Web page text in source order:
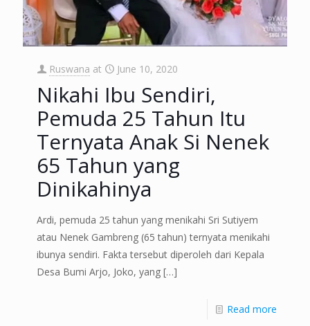
Ruswana at June 10, 2020
Nikahi Ibu Sendiri,
Pemuda 25 Tahun Itu
Ternyata Anak Si Nenek
65 Tahun yang
Dinikahinya
Ardi, pemuda 25 tahun yang menikahi Sri Sutiyem
atau Nenek Gambreng (65 tahun) ternyata menikahi
ibunya sendiri. Fakta tersebut diperoleh dari Kepala
Desa Bumi Arjo, Joko, yang […]
Read more